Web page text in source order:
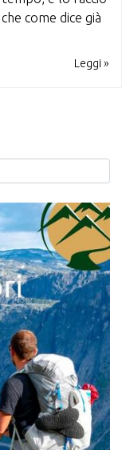
come dice già
Leggi »